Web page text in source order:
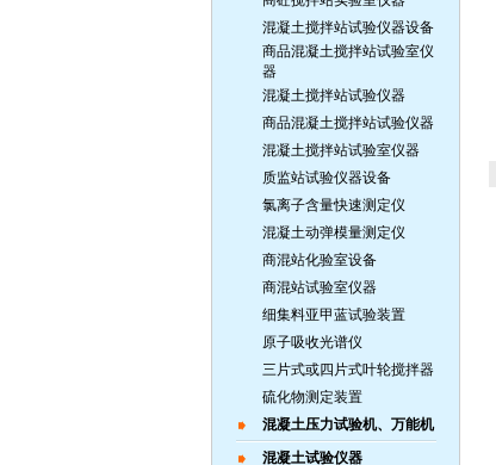
混凝土搅拌站试验仪器设备
商品混凝土搅拌站试验室仪
器
混凝土搅拌站试验仪器
商品混凝土搅拌站试验仪器
混凝土搅拌站试验室仪器
质监站试验仪器设备
氯离子含量快速测定仪
混凝土动弹模量测定仪
商混站化验室设备
商混站试验室仪器
细集料亚甲蓝试验装置
原子吸收光谱仪
三片式或四片式叶轮搅拌器
硫化物测定装置
混凝土压力试验机、万能机
混凝土试验仪器